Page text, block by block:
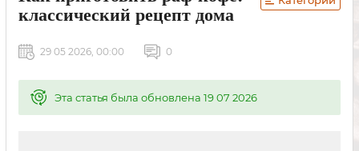
классический рецепт дома
29 05 2026, 00:00 0
Эта статья была обновлена 19 07 2026